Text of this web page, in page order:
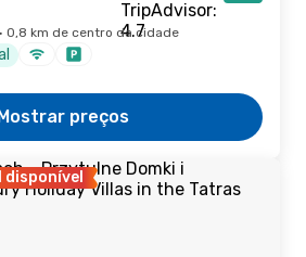
0,8 km de centro da cidade
preços